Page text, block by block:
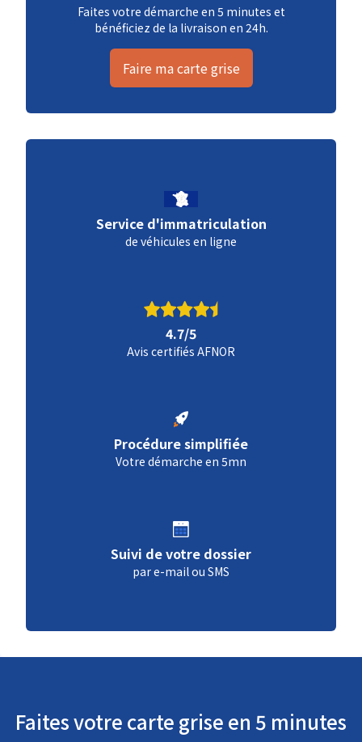
Faites votre démarche en 5 minutes et
bénéficiez de la livraison en 24h.
Faire ma carte grise
Service d'immatriculation
de véhicules en ligne
4.7/5
Avis certifiés AFNOR
Procédure simplifiée
Votre démarche en 5mn
Suivi de votre dossier
par e-mail ou SMS
Faites votre carte grise en 5 minutes